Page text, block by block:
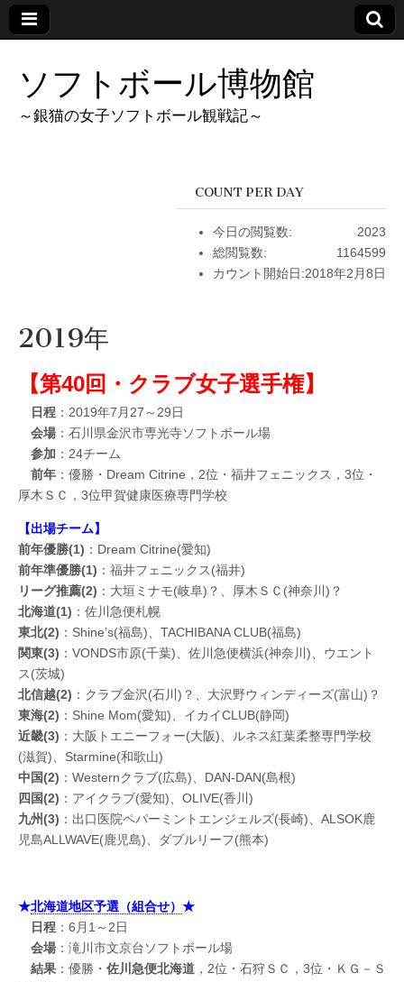
ソフトボール博物館
～銀猫の女子ソフトボール観戦記～
COUNT PER DAY
2023
今日の閲覧数:
1164599
総閲覧数:
2018年2月8日
カウント開始日:
2019年
【第40回・クラブ女子選手権】
日程 ：2019年7月27～29日
会場 ：石川県金沢市専光寺ソフトボール場
参加 ：24チーム
前年 ：優勝・Dream Citrine，2位・福井フェニックス，3位・
厚木ＳＣ，3位甲賀健康医療専門学校
【出場チーム】
前年優勝(1) ：Dream Citrine(愛知)
前年準優勝(1) ：福井フェニックス(福井)
リーグ推薦(2) ：大垣ミナモ(岐阜)？、厚木ＳＣ(神奈川)？
北海道(1) ：佐川急便札幌
東北(2) ：Shine’s(福島)、TACHIBANA CLUB(福島)
関東(3) ：VONDS市原(千葉)、佐川急便横浜(神奈川)、ウエント
ス(茨城)
北信越(2) ：クラブ金沢(石川)？、大沢野ウィンディーズ(富山)？
東海(2) ：Shine Mom(愛知)、イカイCLUB(静岡)
近畿(3) ：大阪トエニーフォー(大阪)、ルネス紅葉柔整専門学校
(滋賀)、Starmine(和歌山)
中国(2) ：Westernクラブ(広島)、DAN-DAN(島根)
四国(2) ：アイクラブ(愛知)、OLIVE(香川)
九州(3) ：出口医院ペパーミントエンジェルズ(長崎)、ALSOK鹿
児島ALLWAVE(鹿児島)、ダブルリーフ(熊本)
★北海道地区予選（組合せ） ★
日程 ：6月1～2日
会場 ：滝川市文京台ソフトボール場
結果 ：優勝・ 佐川急便北海道 ，2位・石狩ＳＣ，3位・ＫＧ－Ｓ